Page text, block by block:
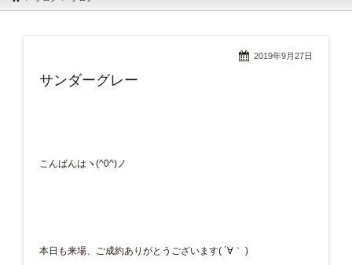
2019年9月27日
サンダーグレー
こんばんはヽ(^0^)ノ
本日も来場、ご成約ありがとうございます( ´∀｀ )